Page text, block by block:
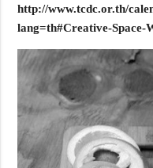
http://www.tcdc.or.th/
lang=th#Creative-Space-